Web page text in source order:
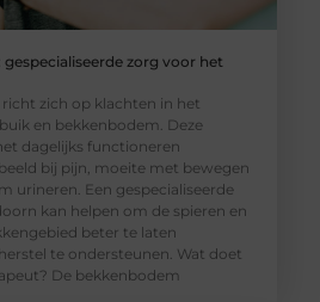
zorg voor het
zich op klachten in het
en bekkenbodem. Deze
dagelijks functioneren
bij pijn, moeite met bewegen
urineren. Een gespecialiseerde
kan helpen om de spieren en
beter te laten
te ondersteunen. Wat doet
De bekkenbodem